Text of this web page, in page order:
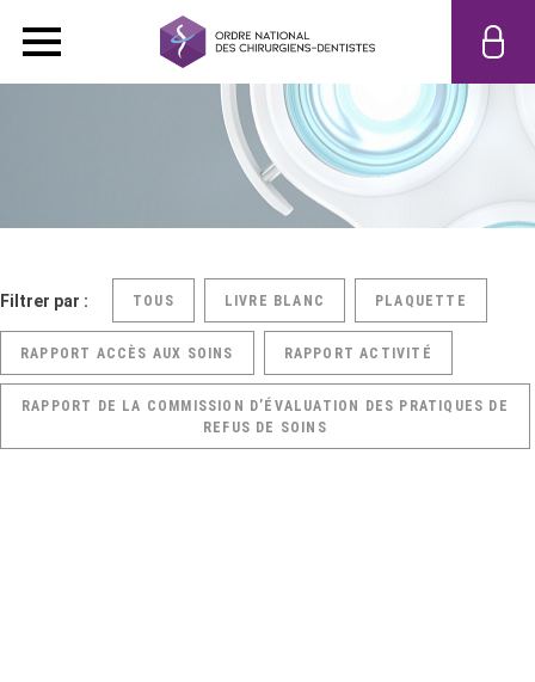
Filtrer par : TOUS LIVRE BLANC PLAQUETTE
RAPPORT ACCÈS AUX SOINS RAPPORT ACTIVITÉ
RAPPORT DE LA COMMISSION D’ÉVALUATION DES PRATIQUES DE
REFUS DE SOINS